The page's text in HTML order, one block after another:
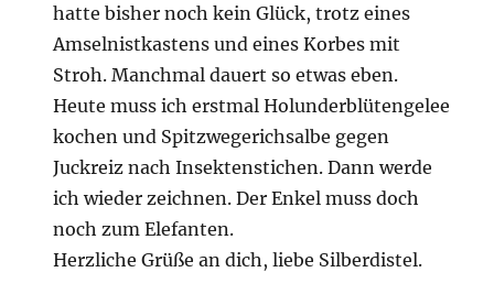
hatte bisher noch kein Glück, trotz eines
Amselnistkastens und eines Korbes mit
Stroh. Manchmal dauert so etwas eben.
Heute muss ich erstmal Holunderblütengelee
kochen und Spitzwegerichsalbe gegen
Juckreiz nach Insektenstichen. Dann werde
ich wieder zeichnen. Der Enkel muss doch
noch zum Elefanten.
Herzliche Grüße an dich, liebe Silberdistel.